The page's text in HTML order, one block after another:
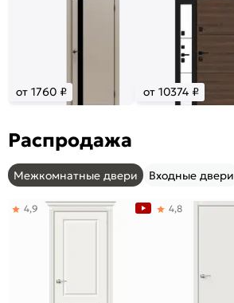
от 1760 ₽ от 10374 ₽
Распродажа
Межкомнатные двери Входные двери
4,9 4,8